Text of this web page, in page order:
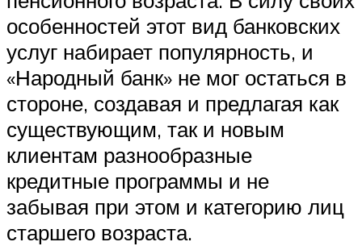
особенностей этот вид банковских
услуг набирает популярность, и
«Народный банк» не мог остаться в
стороне, создавая и предлагая как
существующим, так и новым
клиентам разнообразные
кредитные программы и не
забывая при этом и категорию лиц
старшего возраста.